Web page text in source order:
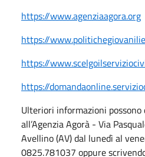
https://www.agenziaagora.org
https://
https://
https://
Ulteriori informazioni possono
all’Agenzia Agorà - Via
Avellino (AV) dal lunedì al
0825.781037 oppure